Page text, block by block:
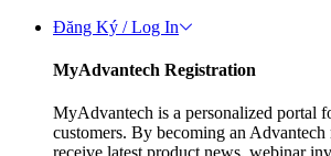
Đăng Ký / Log In
MyAdvantech Registration
MyAdvantech is a personalized portal
customers. By becoming an Advantech